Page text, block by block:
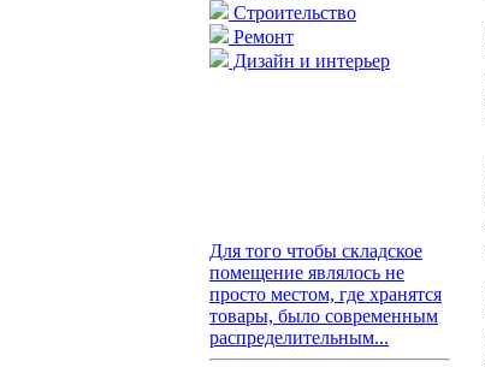
Строительство
Ремонт
Дизайн и интерьер
Для того чтобы складское
помещение являлось не
просто местом, где хранятся
товары, было современным
распределительным...